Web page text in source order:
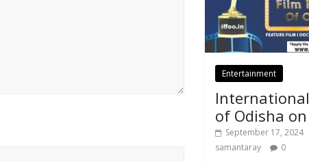
Entertainment
of Odisha
September 17, 2024
samantaray
0